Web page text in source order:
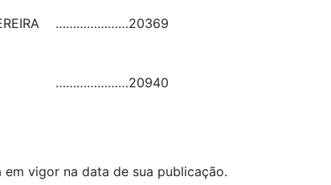
…………………20369
…………………20940
em vigor na data de sua publicação.